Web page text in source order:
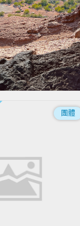
團體